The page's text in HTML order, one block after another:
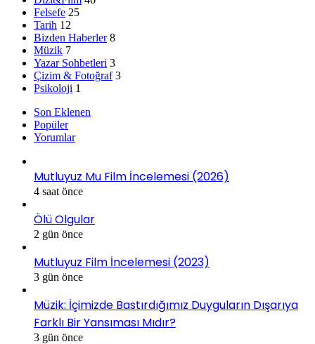
Felsefe 25
Tarih 12
Bizden Haberler 8
Müzik 7
Yazar Sohbetleri 3
Çizim & Fotoğraf 3
Psikoloji 1
Son Eklenen
Popüler
Yorumlar
Mutluyuz Mu Film İncelemesi (2026)
4 saat önce
Ölü Olgular
2 gün önce
Mutluyuz Film İncelemesi (2023)
3 gün önce
Müzik: İçimizde Bastırdığımız Duyguların Dışarıya
Farklı Bir Yansıması Mıdır?
3 gün önce